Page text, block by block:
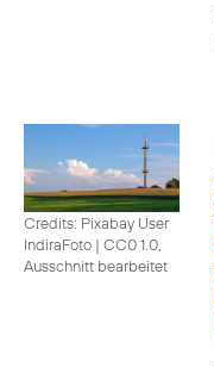
Credits: Pixabay User
IndiraFoto | CC0 1.0,
Ausschnitt bearbeitet